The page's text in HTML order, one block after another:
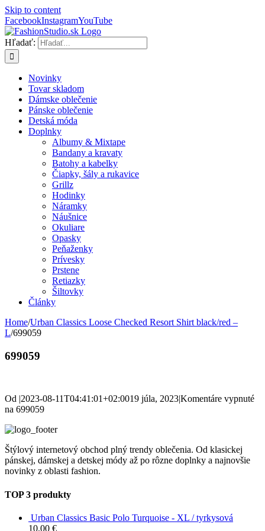
Skip to content
FacebookInstagramYouTube
Hľadať:
Novinky
Tovar skladom
Dámske oblečenie
Pánske oblečenie
Detská móda
Doplnky
Albumy & Mixtape
Bandany a kravaty
Batohy a kabelky
Čiapky, šály a rukavice
Grillz
Hodinky
Náramky
Náušnice
Okuliare
Opasky
Peňaženky
Prívesky
Prstene
Retiazky
Šiltovky
Články
Home/Urban Classics Loose Checked Resort Shirt black/red –
L/699059
699059
Od |2023-08-11T04:41:01+02:0019 júla, 2023|Komentáre vypnuté
na 699059
Štýlový internetový obchod plný trendy oblečenia. Od klasickej
pánskej, dámskej a detskej módy až po rôzne doplnky a najnovšie
novinky z oblasti fashion.
TOP 3 produkty
Urban Classics Basic Polo Turquoise - XL / tyrkysová
10,00 €